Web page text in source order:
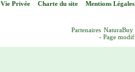
Vie Privée Charte du site Mentions Légales
Partenaires NaturaBuy
- Page